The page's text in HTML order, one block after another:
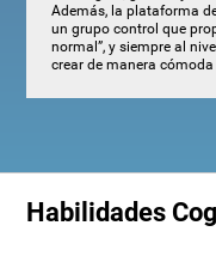
Además, la plataforma
un grupo control que
normal”, y siempre al
crear de manera
Habilidades